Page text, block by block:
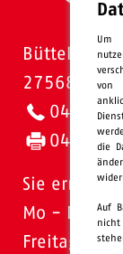
Bütteler
27568
0471 -
0471 -
Sie
Mo - Do:
Freitags
Um
von
die
Auf